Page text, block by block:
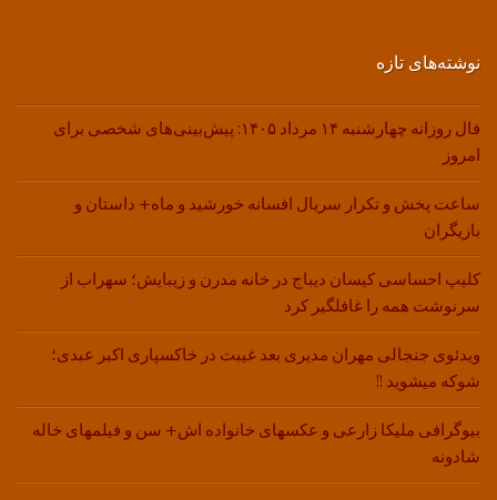
نوشته‌های تازه
فال روزانه چهارشنبه ۱۴ مرداد ۱۴۰۵: پیش‌بینی‌های شخصی برای
امروز
ساعت پخش و تکرار سریال افسانه خورشید و ماه+ داستان و
بازیگران
کلیپ احساسی کیسان دیباج در خانه مدرن و زیبایش؛ سهراب از
سرنوشت همه را غافلگیر کرد
ویدئوی جنجالی مهران مدیری بعد غیبت در خاکسپاری اکبر عبدی؛
شوکه میشوید !!
بیوگرافی ملیکا زارعی و عکسهای خانواده اش+ سن و فیلمهای خاله
شادونه